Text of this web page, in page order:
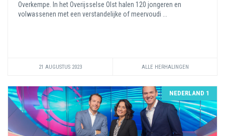
Overkempe. In het Overijsselse Olst halen 120 jongeren en
volwassenen met een verstandelijke of meervoudi ...
21 AUGUSTUS 2023 ALLE HERHALINGEN
NEDERLAND 1